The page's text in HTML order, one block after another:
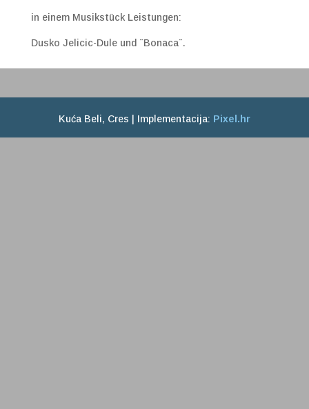
in einem Musikstück Leistungen:
Dusko Jelicic-Dule und ¨Bonaca¨.
Kuća Beli, Cres | Implementacija: Pixel.hr